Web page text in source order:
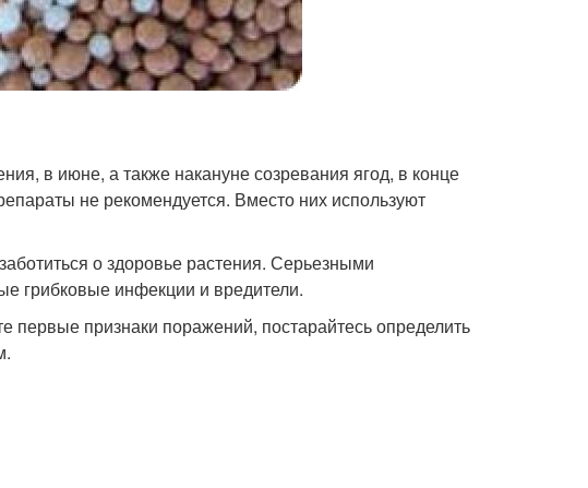
в июне, а также накануне созревания ягод, в конце
не рекомендуется. Вместо них используют
о здоровье растения. Серьезными
грибковые инфекции и вредители.
первые признаки поражений, постарайтесь определить